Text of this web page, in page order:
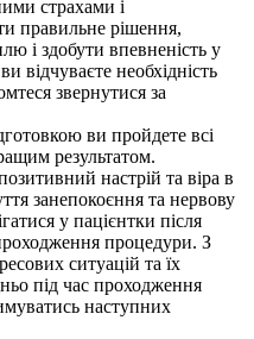
страхами і
правильне рішення,
і здобути впевненість у
відчуваєте необхідність
звернутися за
ви пройдете всі
результатом.
настрій та віра в
занепокоєння та нервову
у пацієнтки після
процедури. З
ситуацій та їх
під час проходження
наступних